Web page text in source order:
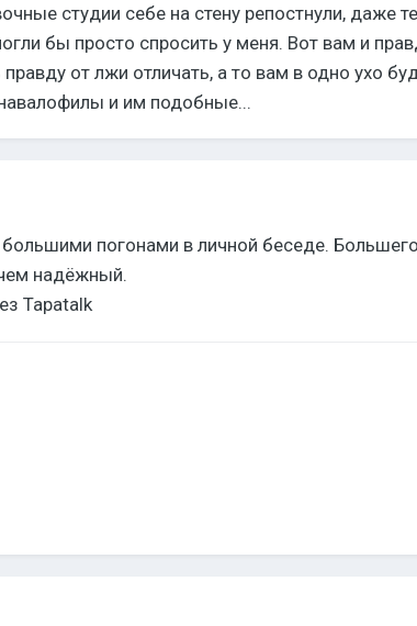
студии себе на стену репостнули, даже
бы просто спросить у меня. Вот вам и
правду от лжи отличать, а то вам в одно ухо
и им подобные...
погонами в личной беседе.
надёжный.
Tapatalk